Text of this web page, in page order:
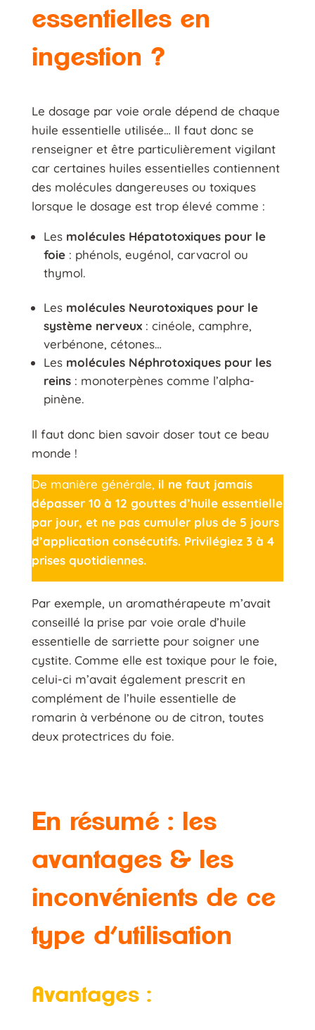
essentielles en
ingestion ?
Le dosage par voie orale dépend de chaque
huile essentielle utilisée… Il faut donc se
renseigner et être particulièrement vigilant
car certaines huiles essentielles contiennent
des molécules dangereuses ou toxiques
lorsque le dosage est trop élevé comme :
Les molécules Hépatotoxiques pour le
foie: phénols, eugénol, carvacrol ou
thymol.
Les molécules Neurotoxiques pour le
système nerveux: cinéole, camphre,
verbénone, cétones…
Les molécules Néphrotoxiques pour les
reins: monoterpènes comme l’alpha-
pinène.
Il faut donc bien savoir doser tout ce beau
monde !
De manière générale, il ne faut jamais
dépasser 10 à 12 gouttes d’huile essentielle
par jour, et ne pas cumuler plus de 5 jours
d’application consécutifs. Privilégiez 3 à 4
prises quotidiennes.
Par exemple, un aromathérapeute m’avait
conseillé la prise par voie orale d’huile
essentielle de sarriette pour soigner une
cystite. Comme elle est toxique pour le foie,
celui-ci m’avait également prescrit en
complément de l’huile essentielle de
romarin à verbénone ou de citron, toutes
deux protectrices du foie.
En résumé : les
avantages & les
inconvénients de ce
type d’utilisation
Avantages :